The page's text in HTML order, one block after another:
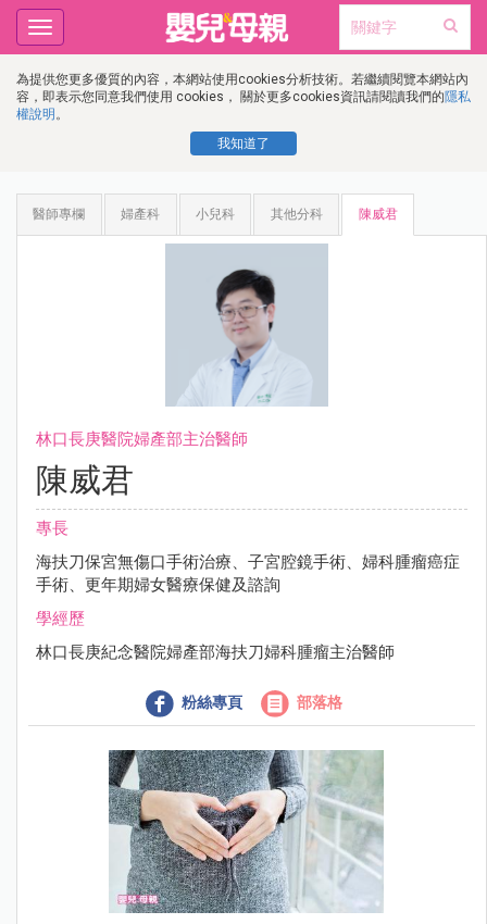
為提供您更多優質的內容，本網站使用cookies分析技術。若繼續閱覽本網站內
容，即表示您同意我們使用 cookies， 關於更多cookies資訊請閱讀我們的隱私
權說明 。
我知道了
Toggle
navigation
醫師專欄 婦產科 小兒科 其他分科 陳威君
林口長庚醫院婦產部主治醫師
陳威君
專長
海扶刀保宮無傷口手術治療、子宮腔鏡手術、婦科腫瘤癌症
手術、更年期婦女醫療保健及諮詢
學經歷
林口長庚紀念醫院婦產部海扶刀婦科腫瘤主治醫師
粉絲專頁 部落格